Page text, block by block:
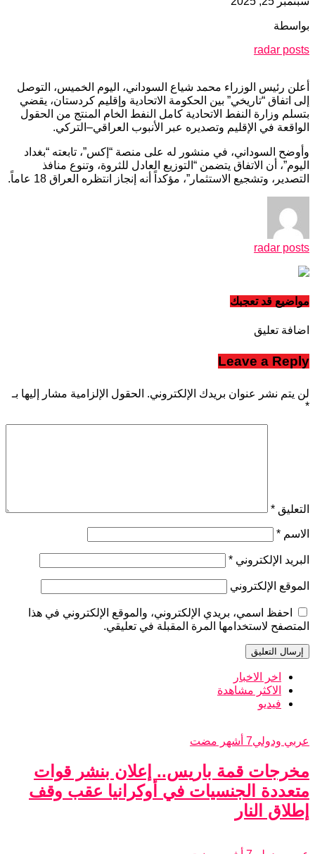
بواسطة
radar posts
أعلن رئيس الوزراء محمد شياع السوداني، اليوم الخميس، التوصل
إلى اتفاق “تاريخي” بين الحكومة الاتحادية وإقليم كردستان، يقضي
بتسلم وزارة النفط الاتحادية كامل النفط الخام المنتج من الحقول
الواقعة في الإقليم وتصديره عبر الأنبوب العراقي–التركي.
وأوضح السوداني، في منشور له على منصة “إكس”، تابعته “بغداد
اليوم”، أن الاتفاق يتضمن “التوزيع العادل للثروة، وتنوع منافذ
التصدير، وتشجيع الاستثمار”، مؤكداً أنه إنجاز انتظره العراق 18 عاماً.
radar posts
مواضيع قد تعجبك
اضافة تعليق
Leave a Reply
لن يتم نشر عنوان بريدك الإلكتروني. الحقول الإلزامية مشار إليها بـ
*
التعليق *
الاسم *
البريد الإلكتروني *
الموقع الإلكتروني
احفظ اسمي، بريدي الإلكتروني، والموقع الإلكتروني في هذا
المتصفح لاستخدامها المرة المقبلة في تعليقي.
اخر الاخبار
الاكثر مشاهدة
فيديو
عربي ودولي7 أشهر مضت
مخرجات قمة باريس.. إعلان بنشر قوات
متعددة الجنسيات في أوكرانيا عقب وقف
إطلاق النار